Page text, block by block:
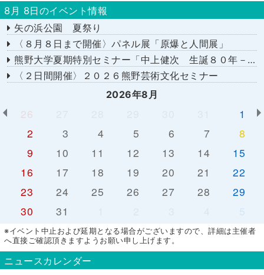
8月 8日のイベント情報
矢の浜公園 夏祭り
〈８月８日まで開催〉パネル展「原爆と人間展」
熊野大学夏期特別セミナー「中上健次 生誕８０年－時代へのまなざし－」
〈２日間開催〉２０２６熊野芸術文化セミナー
2026年8月
26
1
2
3 4 5 6 7
8
9
10 11 12 13 14
15
16
17 18 19 20 21
22
23
24 25 26 27 28
29
30
31 5
※イベント中止および延期となる場合がございますので、詳細は主催者
へ直接ご確認頂きますようお願い申し上げます。
ニュースカレンダー